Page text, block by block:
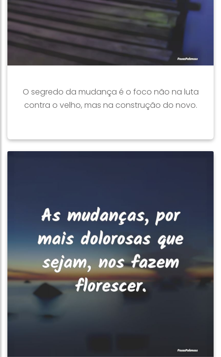
O segredo da mudança é o foco não na luta
contra o velho, mas na construção do novo.